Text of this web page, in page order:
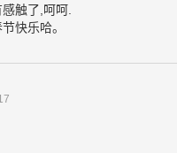
触了,呵呵.
快乐哈。